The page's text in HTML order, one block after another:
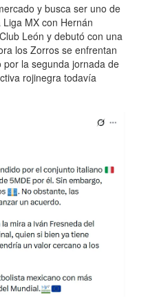
y busca ser uno de
MX con Hernán
León y debutó con una
los Zorros se enfrentan
la segunda jornada de
rojinegra todavía